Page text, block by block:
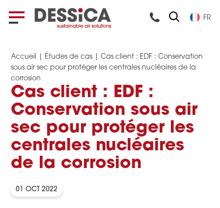
FR
Accueil Études de cas |Cas client : EDF : Conservation
sous air sec pour protéger les centrales nucléaires de la
corrosion
Cas client : EDF :
Conservation sous air
sec pour protéger les
centrales nucléaires
de la corrosion
01 OCT 2022